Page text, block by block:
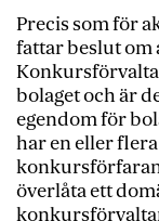
Precis som för
fattar beslut om
bolaget och är
egendom för
har en eller
överlåta ett